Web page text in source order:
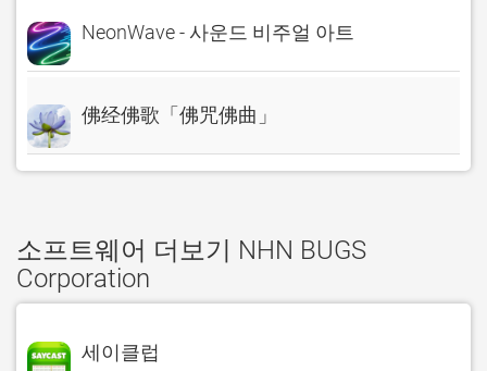
NeonWave - 사운드 비주얼 아트
佛经佛歌「佛咒佛曲」
소프트웨어 더보기 NHN BUGS
Corporation
세이클럽